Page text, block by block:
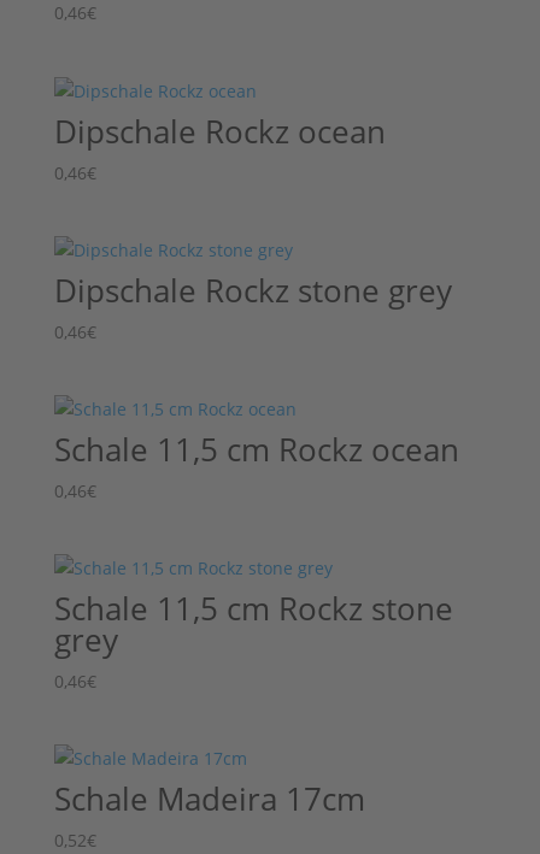
0,46€
Dipschale Rockz ocean
0,46€
Dipschale Rockz stone grey
0,46€
Schale 11,5 cm Rockz ocean
0,46€
Schale 11,5 cm Rockz stone
grey
0,46€
Schale Madeira 17cm
0,52€